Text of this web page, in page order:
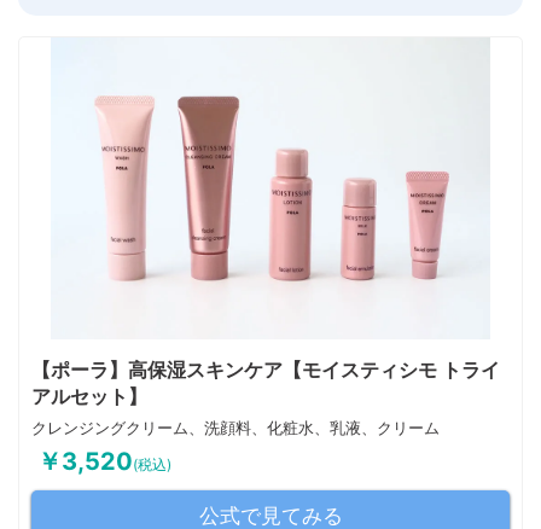
【ポーラ】高保湿スキンケア【モイスティシモ トライ
アルセット】
クレンジングクリーム、洗顔料、化粧水、乳液、クリーム
￥3,520(税込)
公式で見てみる